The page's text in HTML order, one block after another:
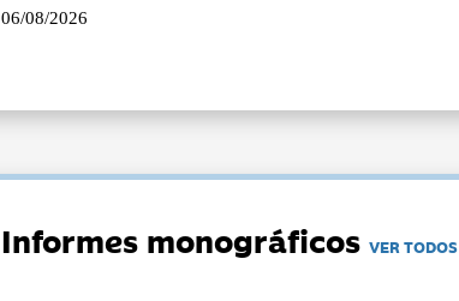
06/08/2026
Informes monográficosVER TODOS